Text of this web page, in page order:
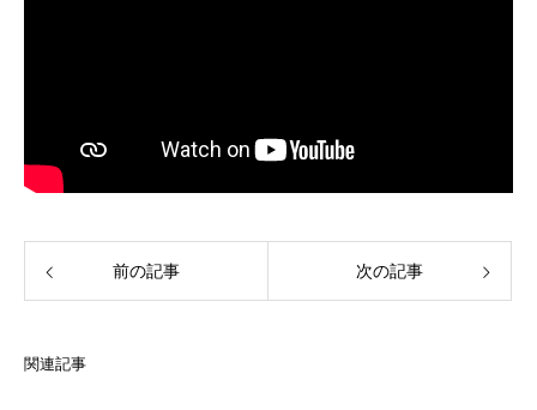
前の記事 次の記事
関連記事